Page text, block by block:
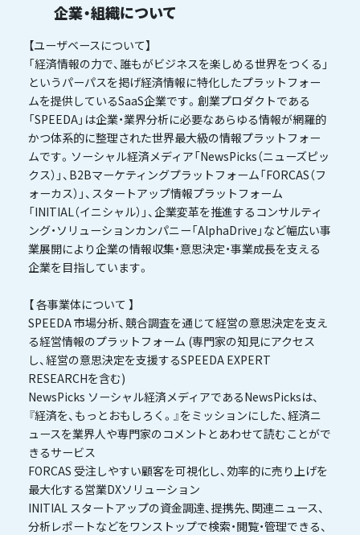
企業・組織について
【ユーザベースについて】
「経済情報の力で、誰もがビジネスを楽しめる世界をつくる」
というパーパスを掲げ経済情報に特化したプラットフォー
ムを提供しているSaaS企業です。創業プロダクトである
「SPEEDA」は企業・業界分析に必要なあらゆる情報が網羅的
かつ体系的に整理された世界最大級の情報プラットフォー
ムです。ソーシャル経済メディア「NewsPicks（ニューズピッ
クス）」、B2Bマーケティングプラットフォーム「FORCAS（フ
ォーカス）」、スタートアップ情報プラットフォーム
「INITIAL（イニシャル）」、企業変⾰を推進するコンサルティ
ング・ソリューションカンパニー「AlphaDrive」など幅広い事
業展開により企業の情報収集・意思決定・事業成長を支える
企業を目指しています。
【 各事業体について 】
SPEEDA 市場分析、競合調査を通じて経営の意思決定を支え
る経営情報のプラットフォーム (専門家の知見にアクセス
し、経営の意思決定を支援するSPEEDA EXPERT
RESEARCHを含む)
NewsPicks ソーシャル経済メディアであるNewsPicksは、
『経済を、もっとおもしろく。』をミッションにした、経済ニ
ュースを業界人や専門家のコメントとあわせて読むことがで
きるサービス
FORCAS 受注しやすい顧客を可視化し、効率的に売り上げを
最大化する営業DXソリューション
INITIAL スタートアップの資金調達、提携先、関連ニュース、
分析レポートなどをワンストップで検索・閲覧・管理できる、